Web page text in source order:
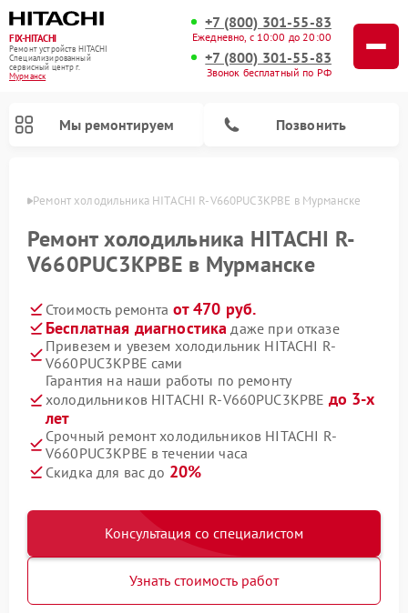
FIX-HITACHI
Ремонт устройств HITACHI
Специализированный
cервисный центр г.
Мурманск
+7 (800) 301-55-83
Ежедневно, с 10:00 до 20:00
+7 (800) 301-55-83
Звонок бесплатный по РФ
Мы ремонтируем Позвонить
Ремонт холодильника HITACHI R-V660PUC3KPBE в Мурманске
Ремонт холодильника HITACHI R-
V660PUC3KPBE в Мурманске
Стоимость ремонта от 470 руб.
Бесплатная диагностика даже при отказе
Привезем и увезем холодильник HITACHI R-
V660PUC3KPBE сами
Гарантия на наши работы по ремонту
холодильников HITACHI R-V660PUC3KPBE до 3-х
лет
Срочный ремонт холодильников HITACHI R-
V660PUC3KPBE в течении часа
Скидка для вас до 20%
Консультация со специалистом
Узнать стоимость работ